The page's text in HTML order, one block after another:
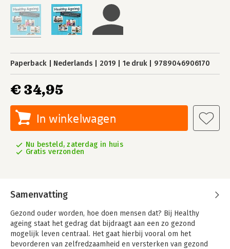
Paperback Nederlands 2019 1e druk 9789046906170
€ 34,95
In winkelwagen
Nu besteld, zaterdag in huis
Gratis verzonden
Samenvatting
Gezond ouder worden, hoe doen mensen dat? Bij Healthy
ageing staat het gedrag dat bijdraagt aan een zo gezond
mogelijk leven centraal. Het gaat hierbij vooral om het
bevorderen van zelfredzaamheid en versterken van gezond